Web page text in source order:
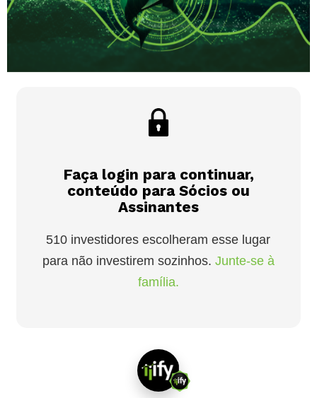
Faça login para continuar,
conteúdo para Sócios ou
Assinantes
510 investidores escolheram esse lugar
para não investirem sozinhos. Junte-se à
família.